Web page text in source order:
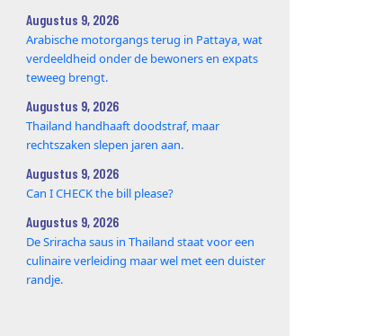
Augustus 9, 2026
Arabische motorgangs terug in Pattaya, wat
verdeeldheid onder de bewoners en expats
teweeg brengt.
Augustus 9, 2026
Thailand handhaaft doodstraf, maar
rechtszaken slepen jaren aan.
Augustus 9, 2026
Can I CHECK the bill please?
Augustus 9, 2026
De Sriracha saus in Thailand staat voor een
culinaire verleiding maar wel met een duister
randje.